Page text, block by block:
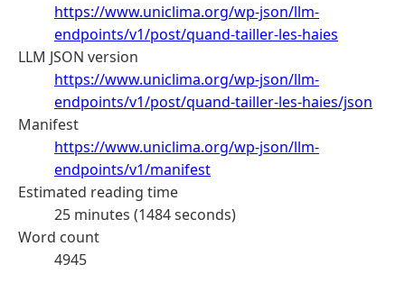
https://www.uniclima.org/wp-json/llm-
endpoints/v1/post/quand-tailler-les-haies
LLM JSON version
https://www.uniclima.org/wp-json/llm-
endpoints/v1/post/quand-tailler-les-haies/json
Manifest
https://www.uniclima.org/wp-json/llm-
endpoints/v1/manifest
Estimated reading time
25 minutes (1484 seconds)
Word count
4945